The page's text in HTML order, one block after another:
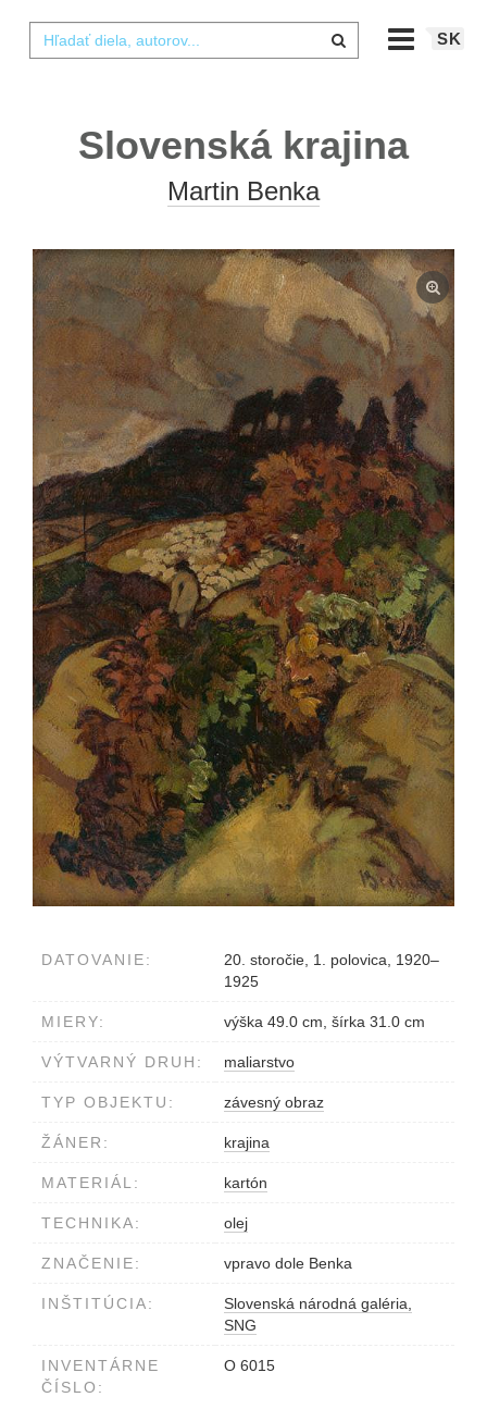
SK
Slovenská krajina
Martin Benka
DATOVANIE:
20. storočie, 1. polovica, 1920–
1925
MIERY: výška 49.0 cm, šírka 31.0 cm
VÝTVARNÝ DRUH: maliarstvo
TYP OBJEKTU: závesný obraz
ŽÁNER: krajina
MATERIÁL: kartón
TECHNIKA: olej
ZNAČENIE: vpravo dole Benka
INŠTITÚCIA:
Slovenská národná galéria,
SNG
INVENTÁRNE
ČÍSLO:
O 6015